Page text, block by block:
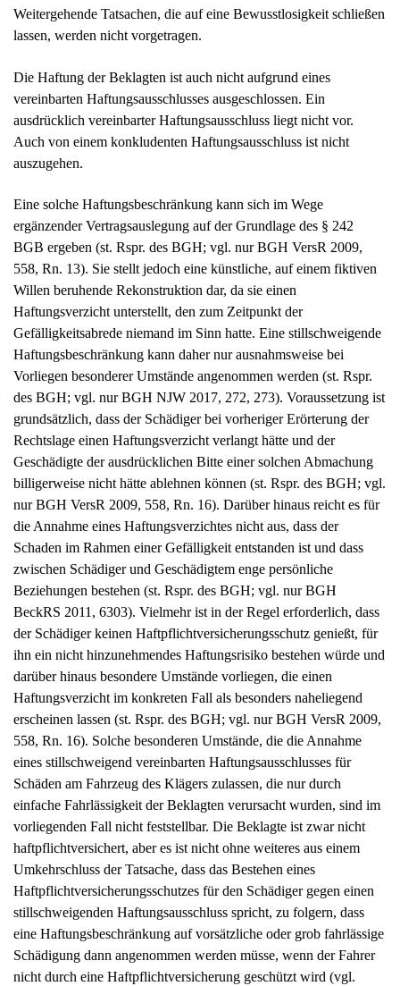
Weitergehende Tatsachen, die auf eine Bewusstlosigkeit schließen
lassen, werden nicht vorgetragen.
Die Haftung der Beklagten ist auch nicht aufgrund eines
vereinbarten Haftungsausschlusses ausgeschlossen. Ein
ausdrücklich vereinbarter Haftungsausschluss liegt nicht vor.
Auch von einem konkludenten Haftungsausschluss ist nicht
auszugehen.
Eine solche Haftungsbeschränkung kann sich im Wege
ergänzender Vertragsauslegung auf der Grundlage des § 242
BGB ergeben (st. Rspr. des BGH; vgl. nur BGH VersR 2009,
558, Rn. 13). Sie stellt jedoch eine künstliche, auf einem fiktiven
Willen beruhende Rekonstruktion dar, da sie einen
Haftungsverzicht unterstellt, den zum Zeitpunkt der
Gefälligkeitsabrede niemand im Sinn hatte. Eine stillschweigende
Haftungsbeschränkung kann daher nur ausnahmsweise bei
Vorliegen besonderer Umstände angenommen werden (st. Rspr.
des BGH; vgl. nur BGH NJW 2017, 272, 273). Voraussetzung ist
grundsätzlich, dass der Schädiger bei vorheriger Erörterung der
Rechtslage einen Haftungsverzicht verlangt hätte und der
Geschädigte der ausdrücklichen Bitte einer solchen Abmachung
billigerweise nicht hätte ablehnen können (st. Rspr. des BGH; vgl.
nur BGH VersR 2009, 558, Rn. 16). Darüber hinaus reicht es für
die Annahme eines Haftungsverzichtes nicht aus, dass der
Schaden im Rahmen einer Gefälligkeit entstanden ist und dass
zwischen Schädiger und Geschädigtem enge persönliche
Beziehungen bestehen (st. Rspr. des BGH; vgl. nur BGH
BeckRS 2011, 6303). Vielmehr ist in der Regel erforderlich, dass
der Schädiger keinen Haftpflichtversicherungsschutz genießt, für
ihn ein nicht hinzunehmendes Haftungsrisiko bestehen würde und
darüber hinaus besondere Umstände vorliegen, die einen
Haftungsverzicht im konkreten Fall als besonders naheliegend
erscheinen lassen (st. Rspr. des BGH; vgl. nur BGH VersR 2009,
558, Rn. 16). Solche besonderen Umstände, die die Annahme
eines stillschweigend vereinbarten Haftungsausschlusses für
Schäden am Fahrzeug des Klägers zulassen, die nur durch
einfache Fahrlässigkeit der Beklagten verursacht wurden, sind im
vorliegenden Fall nicht feststellbar. Die Beklagte ist zwar nicht
haftpflichtversichert, aber es ist nicht ohne weiteres aus einem
Umkehrschluss der Tatsache, dass das Bestehen eines
Haftpflichtversicherungsschutzes für den Schädiger gegen einen
stillschweigenden Haftungsausschluss spricht, zu folgern, dass
eine Haftungsbeschränkung auf vorsätzliche oder grob fahrlässige
Schädigung dann angenommen werden müsse, wenn der Fahrer
nicht durch eine Haftpflichtversicherung geschützt wird (vgl.